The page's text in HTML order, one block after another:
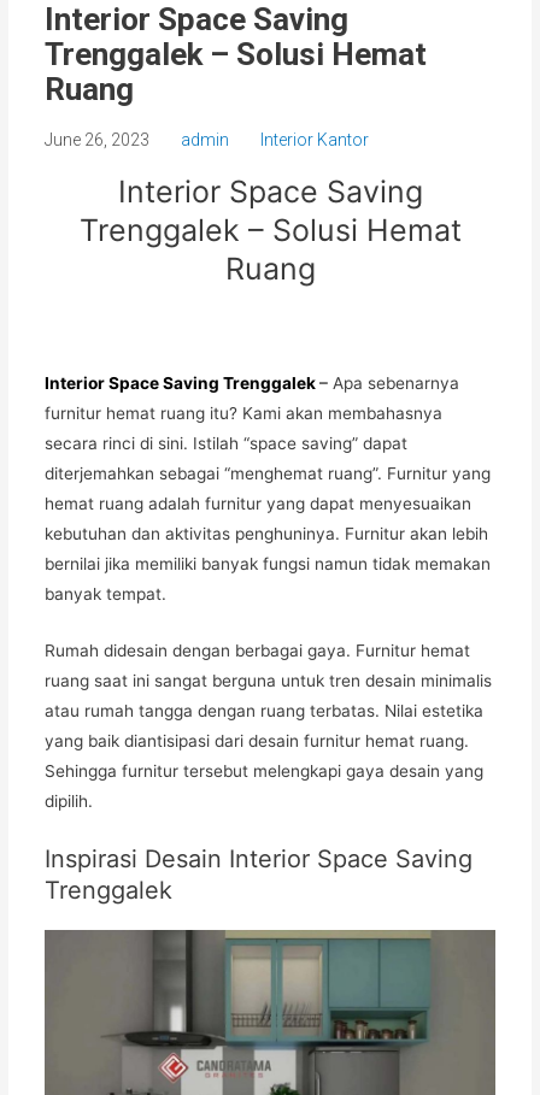
Interior Space Saving
Trenggalek – Solusi Hemat
Ruang
June 26, 2023 admin Interior Kantor
Interior Space Saving
Trenggalek – Solusi Hemat
Ruang
Interior Space Saving Trenggalek– Apa sebenarnya
furnitur hemat ruang itu? Kami akan membahasnya
secara rinci di sini. Istilah “space saving” dapat
diterjemahkan sebagai “menghemat ruang”. Furnitur yang
hemat ruang adalah furnitur yang dapat menyesuaikan
kebutuhan dan aktivitas penghuninya. Furnitur akan lebih
bernilai jika memiliki banyak fungsi namun tidak memakan
banyak tempat.
Rumah didesain dengan berbagai gaya. Furnitur hemat
ruang saat ini sangat berguna untuk tren desain minimalis
atau rumah tangga dengan ruang terbatas. Nilai estetika
yang baik diantisipasi dari desain furnitur hemat ruang.
Sehingga furnitur tersebut melengkapi gaya desain yang
dipilih.
Inspirasi Desain Interior Space Saving
Trenggalek